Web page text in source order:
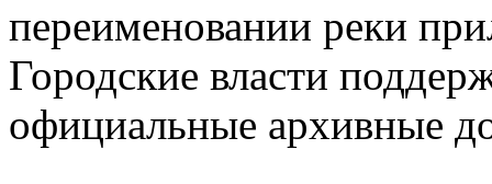
переименовании реки
Городские власти
официальные архивные